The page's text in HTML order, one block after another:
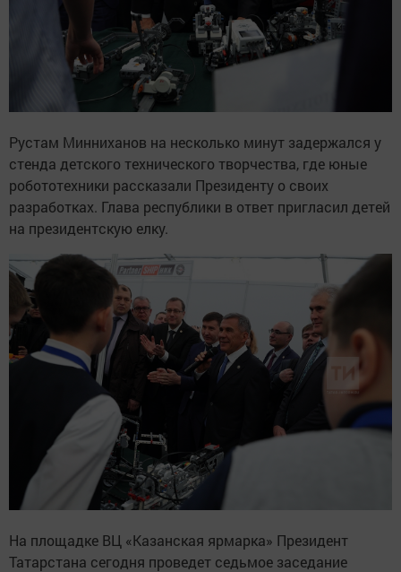
Рустам Минниханов на несколько минут задержался у
стенда детского технического творчества, где юные
робототехники рассказали Президенту о своих
разработках. Глава республики в ответ пригласил детей
на президентскую елку.
На площадке ВЦ «Казанская ярмарка» Президент
Татарстана сегодня проведет седьмое заседание